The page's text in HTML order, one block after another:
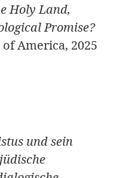
Holy Land,
Promise?
America, 2025
und sein